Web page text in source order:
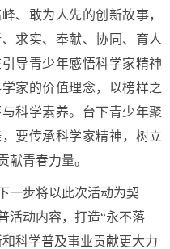
、敢为人先的创新故事，
求实、奉献、协同、育人
导青少年感悟科学家精神
家的价值理念，以榜样之
科学素养。台下青少年聚
要传承科学家精神，树立
献青春力量。
一步将以此次活动为契
活动内容，打造“永不落
科学普及事业贡献更大力